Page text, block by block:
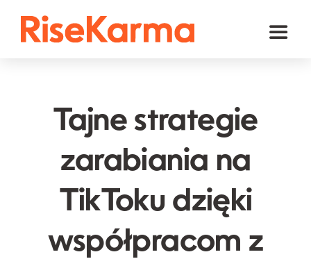
Toggle
TikTok
Facebook
YouTube
Twitter (𝕏)
Inne
Tajne strategie
zarabiania na
TikToku dzięki
współpracom z